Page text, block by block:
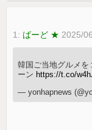
1: ばーど ★ 2025/
韓国ご当地グルメ
ーン https://t.co/
— yonhapnews